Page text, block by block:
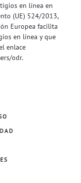
en línea en
(UE) 524/2013,
Europea facilita
en línea y que
enlace
odr.